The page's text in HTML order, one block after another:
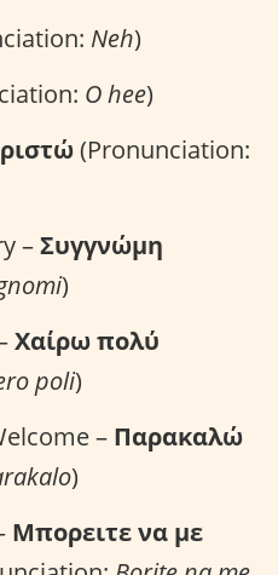
Neh)
O hee)
(Pronunciation:
–Συγγνώμη
)
Χαίρω πολύ
poli)
– Παρακαλώ
)
Μπορειτε να με